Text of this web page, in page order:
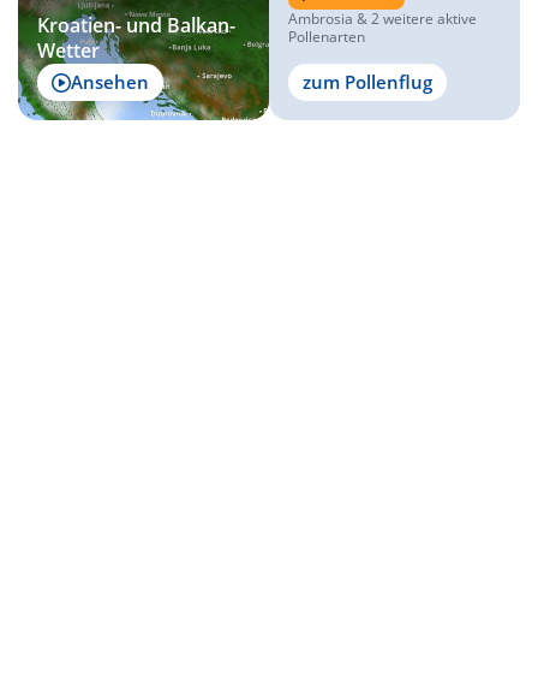
Kroatien- und Balkan-
Wetter
Ansehen
Ambrosia & 2 weitere aktive
Pollenarten
zum Pollenflug